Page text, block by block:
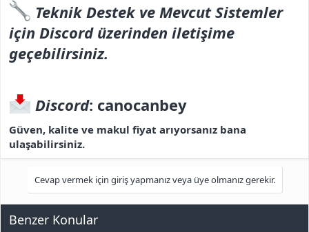
Teknik Destek ve Mevcut Sistemler
için Discord üzerinden iletişime
geçebilirsiniz.
Discord: canocanbey
Güven, kalite ve makul fiyat arıyorsanız bana
ulaşabilirsiniz.
Cevap vermek için giriş yapmanız veya üye olmanız gerekir.
Benzer Konular